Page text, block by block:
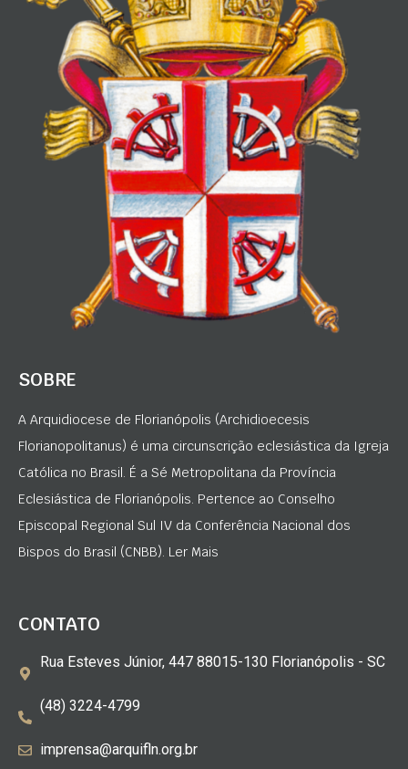
SOBRE
A Arquidiocese de Florianópolis (Archidioecesis
Florianopolitanus) é uma circunscrição eclesiástica da Igreja
Católica no Brasil. É a Sé Metropolitana da Província
Eclesiástica de Florianópolis. Pertence ao Conselho
Episcopal Regional Sul IV da Conferência Nacional dos
Bispos do Brasil (CNBB). Ler Mais
CONTATO
Rua Esteves Júnior, 447 88015-130 Florianópolis - SC
(48) 3224-4799
imprensa@arquifln.org.br